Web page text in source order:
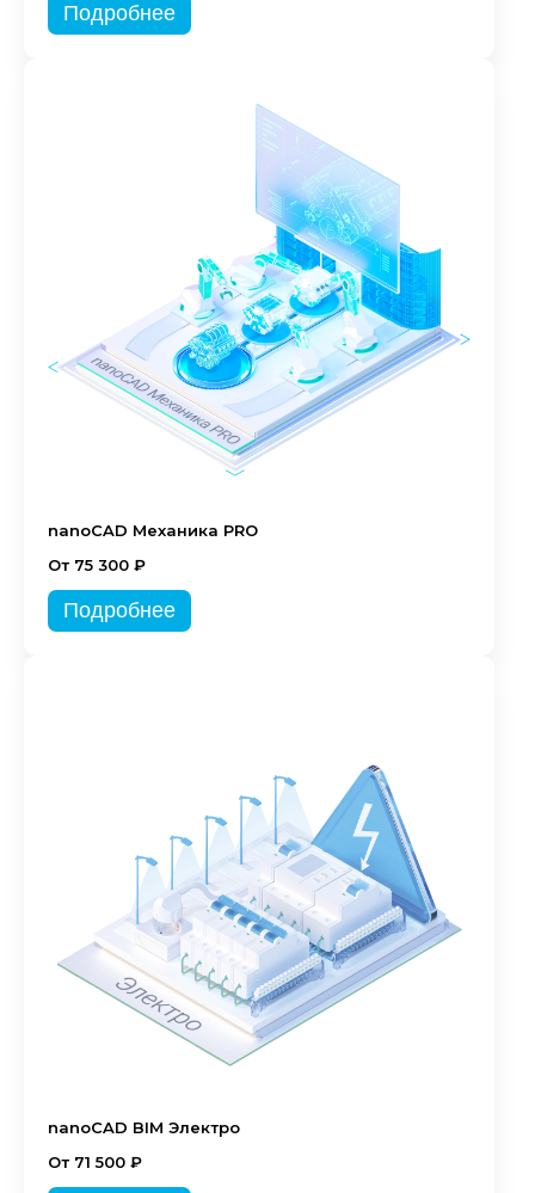
Подробнее
nanoCAD Механика PRO
От 75 300 ₽
Подробнее
nanoCAD BIM Электро
От 71 500 ₽